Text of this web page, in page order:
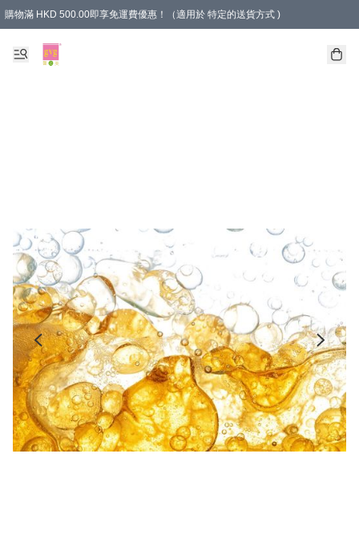
購物滿 HKD 500.00即享免運費優惠！（適用於 特定的送貨方式 )